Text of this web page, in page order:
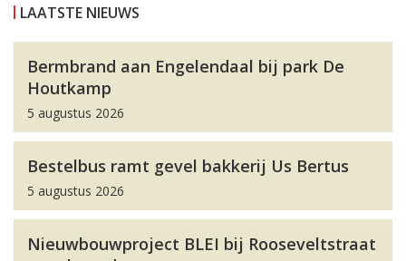
LAATSTE NIEUWS
Bermbrand aan Engelendaal bij park De
Houtkamp
5 augustus 2026
Bestelbus ramt gevel bakkerij Us Bertus
5 augustus 2026
Nieuwbouwproject BLEI bij Rooseveltstraat